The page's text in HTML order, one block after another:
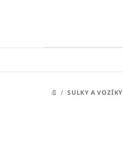
DOMŮ
/ SULKY A VOZÍKY